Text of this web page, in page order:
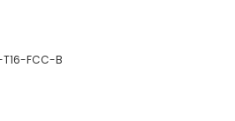
T16-FCC-B